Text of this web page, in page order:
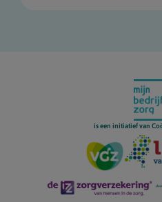
is een initiatief van